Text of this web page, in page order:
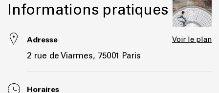
Informations pratiques
Adresse Voir le plan
2 rue de Viarmes, 75001 Paris
Horaires